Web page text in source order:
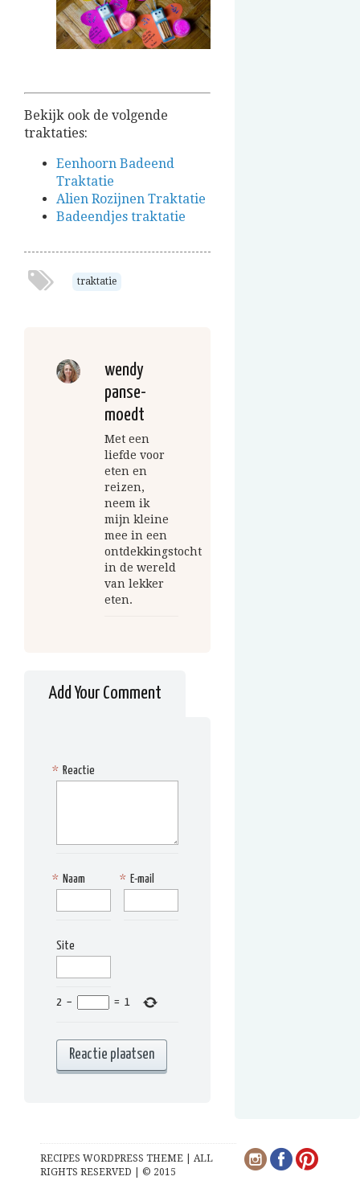
Bekijk ook de volgende
traktaties:
Eenhoorn Badeend
Traktatie
Alien Rozijnen Traktatie
Badeendjes traktatie
traktatie
wendy
panse-
moedt
Met een
liefde voor
eten en
reizen,
neem ik
mijn kleine
mee in een
ontdekkingstocht
in de wereld
van lekker
eten.
Add Your Comment
Reactie
*
Naam
* E-mail
*
Site
2 − = 1
RECIPES WORDPRESS THEME | ALL
RIGHTS RESERVED | © 2015